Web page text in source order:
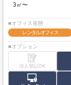
3㎡〜
■オフィス形態
レンタルオフィス
■オプション
法人登記OK